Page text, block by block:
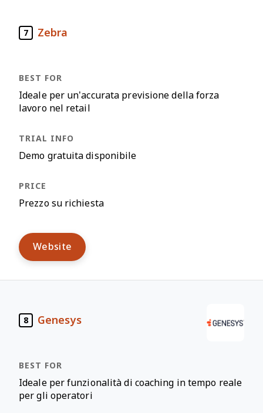
7 Zebra
Ideale per un’accurata previsione della forza
lavoro nel retail
Demo gratuita disponibile
Prezzo su richiesta
Website
8 Genesys
Ideale per funzionalità di coaching in tempo reale
per gli operatori